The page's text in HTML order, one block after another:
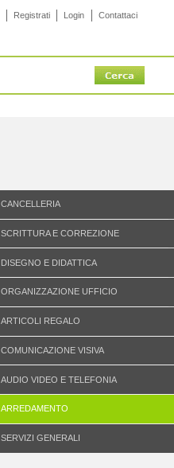
Registrati Login Contattaci
CANCELLERIA
SCRITTURA E CORREZIONE
DISEGNO E DIDATTICA
ORGANIZZAZIONE UFFICIO
ARTICOLI REGALO
COMUNICAZIONE VISIVA
AUDIO VIDEO E TELEFONIA
ARREDAMENTO
SERVIZI GENERALI